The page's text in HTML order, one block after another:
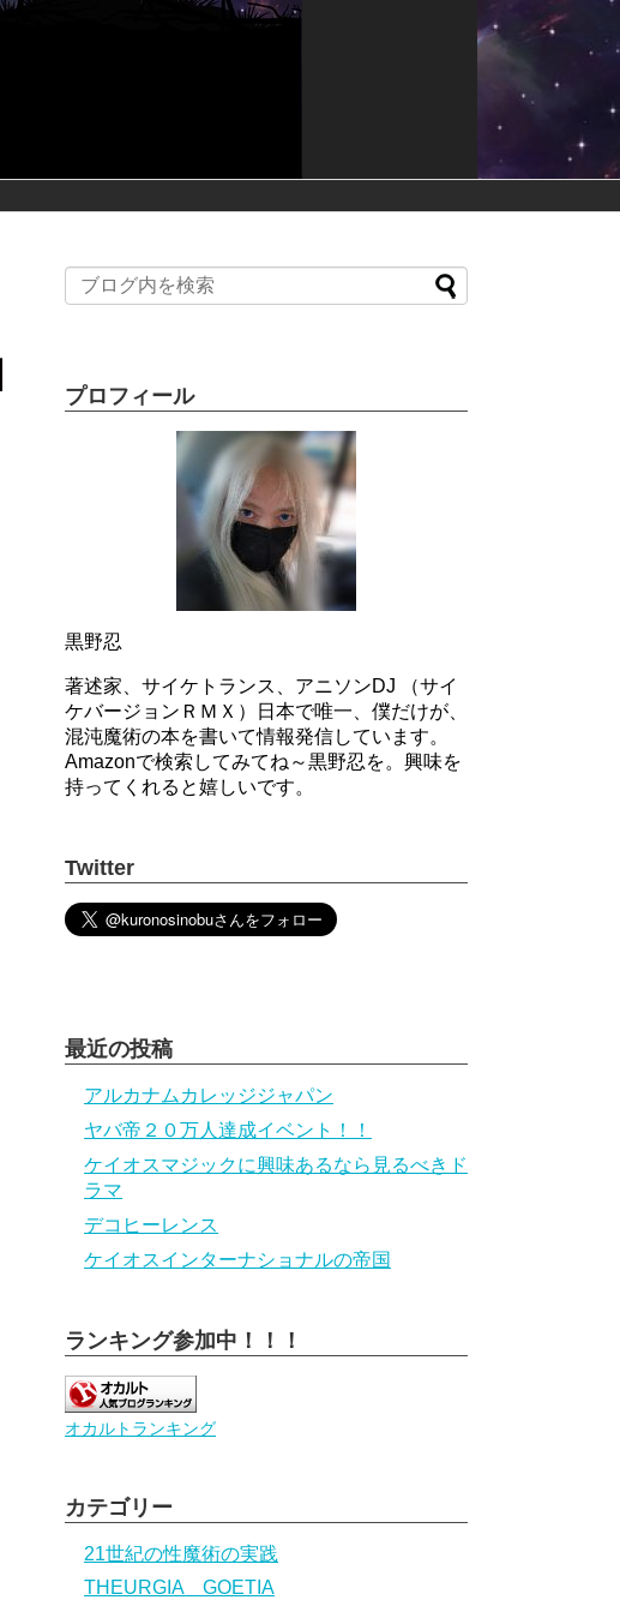
プロフィール
黒野忍
著述家、サイケトランス、アニソンDJ （サイ
ケバージョンＲＭＸ）日本で唯一、僕だけが、
混沌魔術の本を書いて情報発信しています。
Amazonで検索してみてね～黒野忍を。興味を
持ってくれると嬉しいです。
Twitter
最近の投稿
アルカナムカレッジジャパン
ヤバ帝２０万人達成イベント！！
ケイオスマジックに興味あるなら見るべきド
ラマ
デコヒーレンス
ケイオスインターナショナルの帝国
ランキング参加中！！！
オカルトランキング
カテゴリー
21世紀の性魔術の実践
THEURGIA GOETIA